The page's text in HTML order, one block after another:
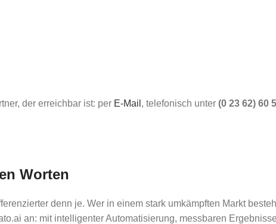
der erreichbar ist: per E-Mail , telefonisch unter (0 23 62) 60
Worten
denn je. Wer in einem stark umkämpften Markt
an: mit intelligenter Automatisierung, messbaren